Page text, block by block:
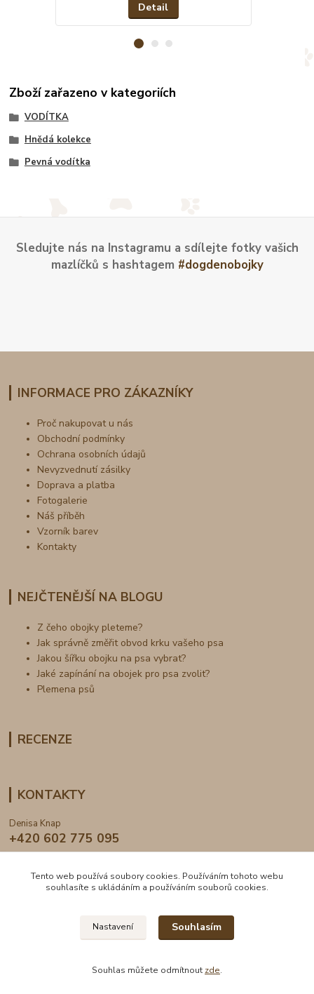
Detail
Zboží zařazeno v kategoriích
VODÍTKA
Hnědá kolekce
Pevná vodítka
Sledujte nás na Instagramu a sdílejte fotky vašich
mazlíčků s hashtagem #dogdenobojky
INFORMACE PRO ZÁKAZNÍKY
Proč nakupovat u nás
Obchodní podmínky
Ochrana osobních údajů
Nevyzvednutí zásilky
Doprava a platba
Fotogalerie
Náš příběh
Vzorník barev
Kontakty
NEJČTENĚJŠÍ NA BLOGU
Z čeho obojky pleteme?
Jak správně změřit obvod krku vašeho psa
Jakou šířku obojku na psa vybrat?
Jaké zapínání na obojek pro psa zvolit?
Plemena psů
RECENZE
KONTAKTY
Denisa Knap
+420 602 775 095
2024 © DogDen.cz, všechna práva vyhrazena
Tento web používá soubory cookies. Používáním tohoto webu
souhlasíte s ukládáním a používáním souborů cookies.
Nastavení Souhlasím
Souhlas můžete odmítnout zde.